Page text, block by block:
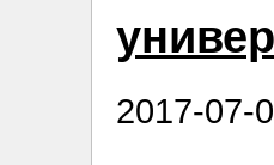
2017-07-